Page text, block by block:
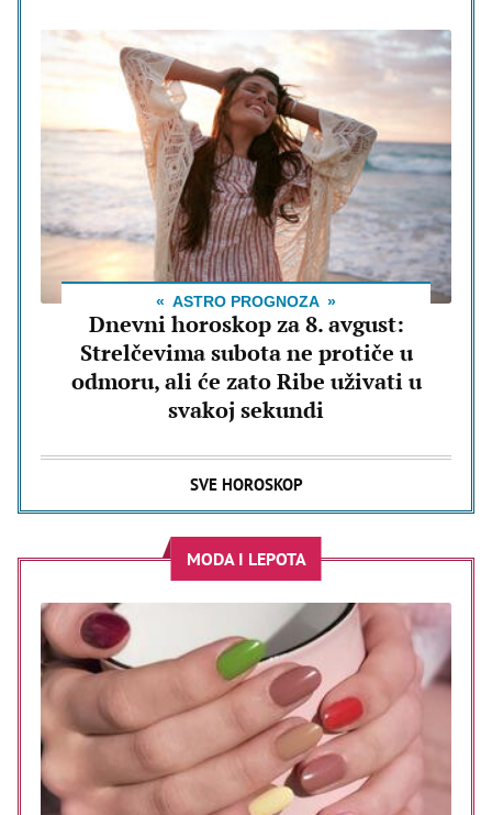
ASTRO PROGNOZA
Dnevni horoskop za 8. avgust:
Strelčevima subota ne protiče u
odmoru, ali će zato Ribe uživati u
svakoj sekundi
SVE HOROSKOP
MODA I LEPOTA